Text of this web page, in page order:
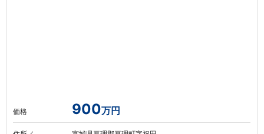
価格 900万円